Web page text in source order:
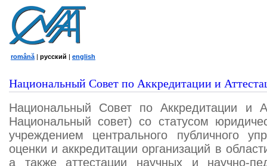
română | русский | english
Национальный Совет по Аккредитации и
Национальный Совет по Аккредитации и
Национальный совет) со статусом
учреждением центрального публичного
оценки и аккредитации организаций в
а также аттестации научных и научно-